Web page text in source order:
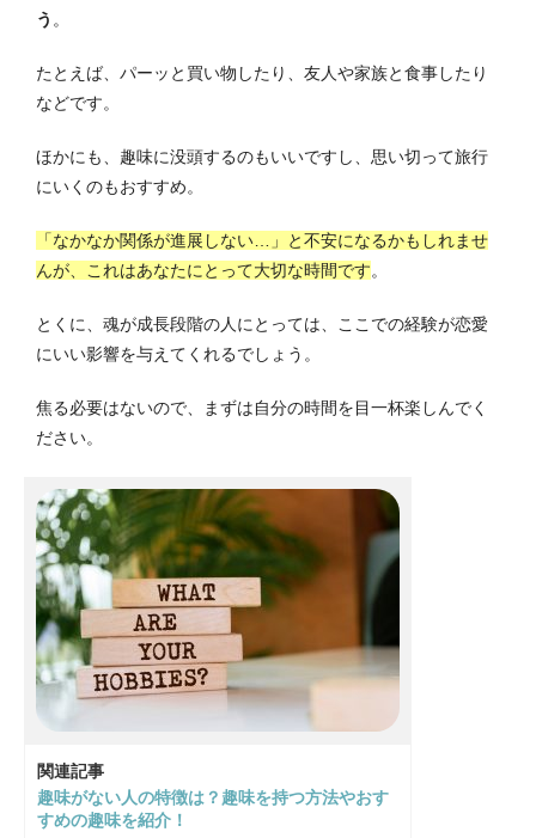
う 。
たとえば、パーッと買い物したり、友人や家族と食事したり
などです。
ほかにも、趣味に没頭するのもいいですし、思い切って旅行
にいくのもおすすめ。
「なかなか関係が進展しない…」と不安になるかもしれませ
んが、これはあなたにとって大切な時間です。
とくに、魂が成長段階の人にとっては、ここでの経験が恋愛
にいい影響を与えてくれるでしょう。
焦る必要はないので、まずは自分の時間を目一杯楽しんでく
ださい。
関連記事
趣味がない人の特徴は？趣味を持つ方法やおす
すめの趣味を紹介！